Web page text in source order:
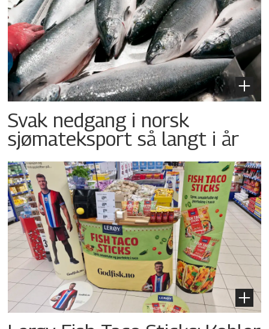
Svak nedgang i norsk
sjømateksport så langt i år